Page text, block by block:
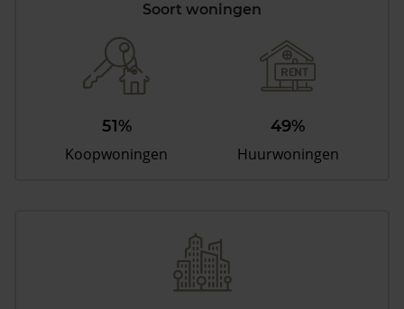
Soort woningen
51%
Koopwoningen
49%
Huurwoningen